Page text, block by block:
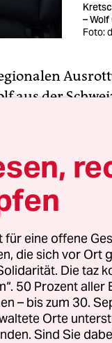
–
Foto:
aus der
der Autobahn
sagt ein
eine offene
die sich vor Ort
Die taz
50 Prozent aller
– bis zum 30.
Orte
Sind Sie